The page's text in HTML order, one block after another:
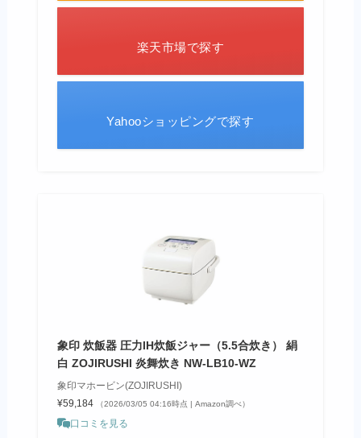
楽天市場で探す
Yahooショッピングで探す
象印 炊飯器 圧力IH炊飯ジャー（5.5合炊き） 絹
白 ZOJIRUSHI 炎舞炊き NW-LB10-WZ
象印マホービン(ZOJIRUSHI)
¥59,184
（2026/03/05 04:16時点 | Amazon調べ）
口コミを見る